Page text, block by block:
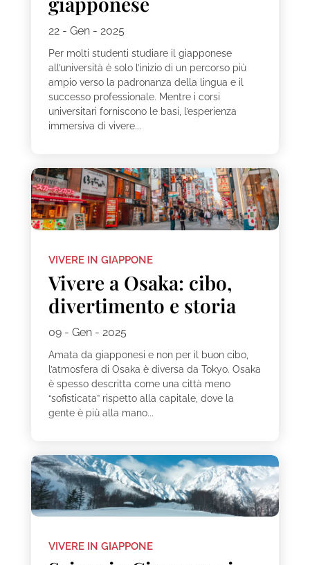
22 - Gen - 2025
Per molti studenti studiare il giapponese
all’università è solo l’inizio di un percorso più
ampio verso la padronanza della lingua e il
successo professionale. Mentre i corsi
universitari forniscono le basi, l’esperienza
immersiva di vivere...
VIVERE IN GIAPPONE
Vivere a Osaka: cibo,
divertimento e storia
09 - Gen - 2025
Amata da giapponesi e non per il buon cibo,
l’atmosfera di Osaka è diversa da Tokyo. Osaka
è spesso descritta come una città meno
“sofisticata” rispetto alla capitale, dove la
gente è più alla mano...
VIVERE IN GIAPPONE